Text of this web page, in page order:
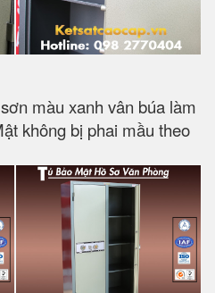
màu xanh vân búa làm
không bị phai mầu theo